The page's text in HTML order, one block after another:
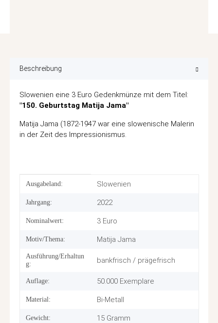
Beschreibung
Slowenien eine 3 Euro Gedenkmünze mit dem Titel:
"150. Geburtstag Matija Jama"
Matija Jama (1872-1947 war eine slowenische Malerin
in der Zeit des Impressionismus.
Produkteigenschaft
Wert
Ausgabeland: Slowenien
Jahrgang: 2022
Nominalwert: 3 Euro
Motiv/Thema: Matija Jama
Ausführung/Erhaltun
g:
bankfrisch / prägefrisch
Auflage: 50.000 Exemplare
Material: Bi-Metall
Gewicht: 15 Gramm